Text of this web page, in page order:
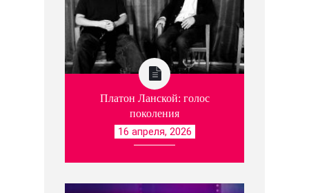
Платон Ланской: голос
поколения
16 апреля, 2026